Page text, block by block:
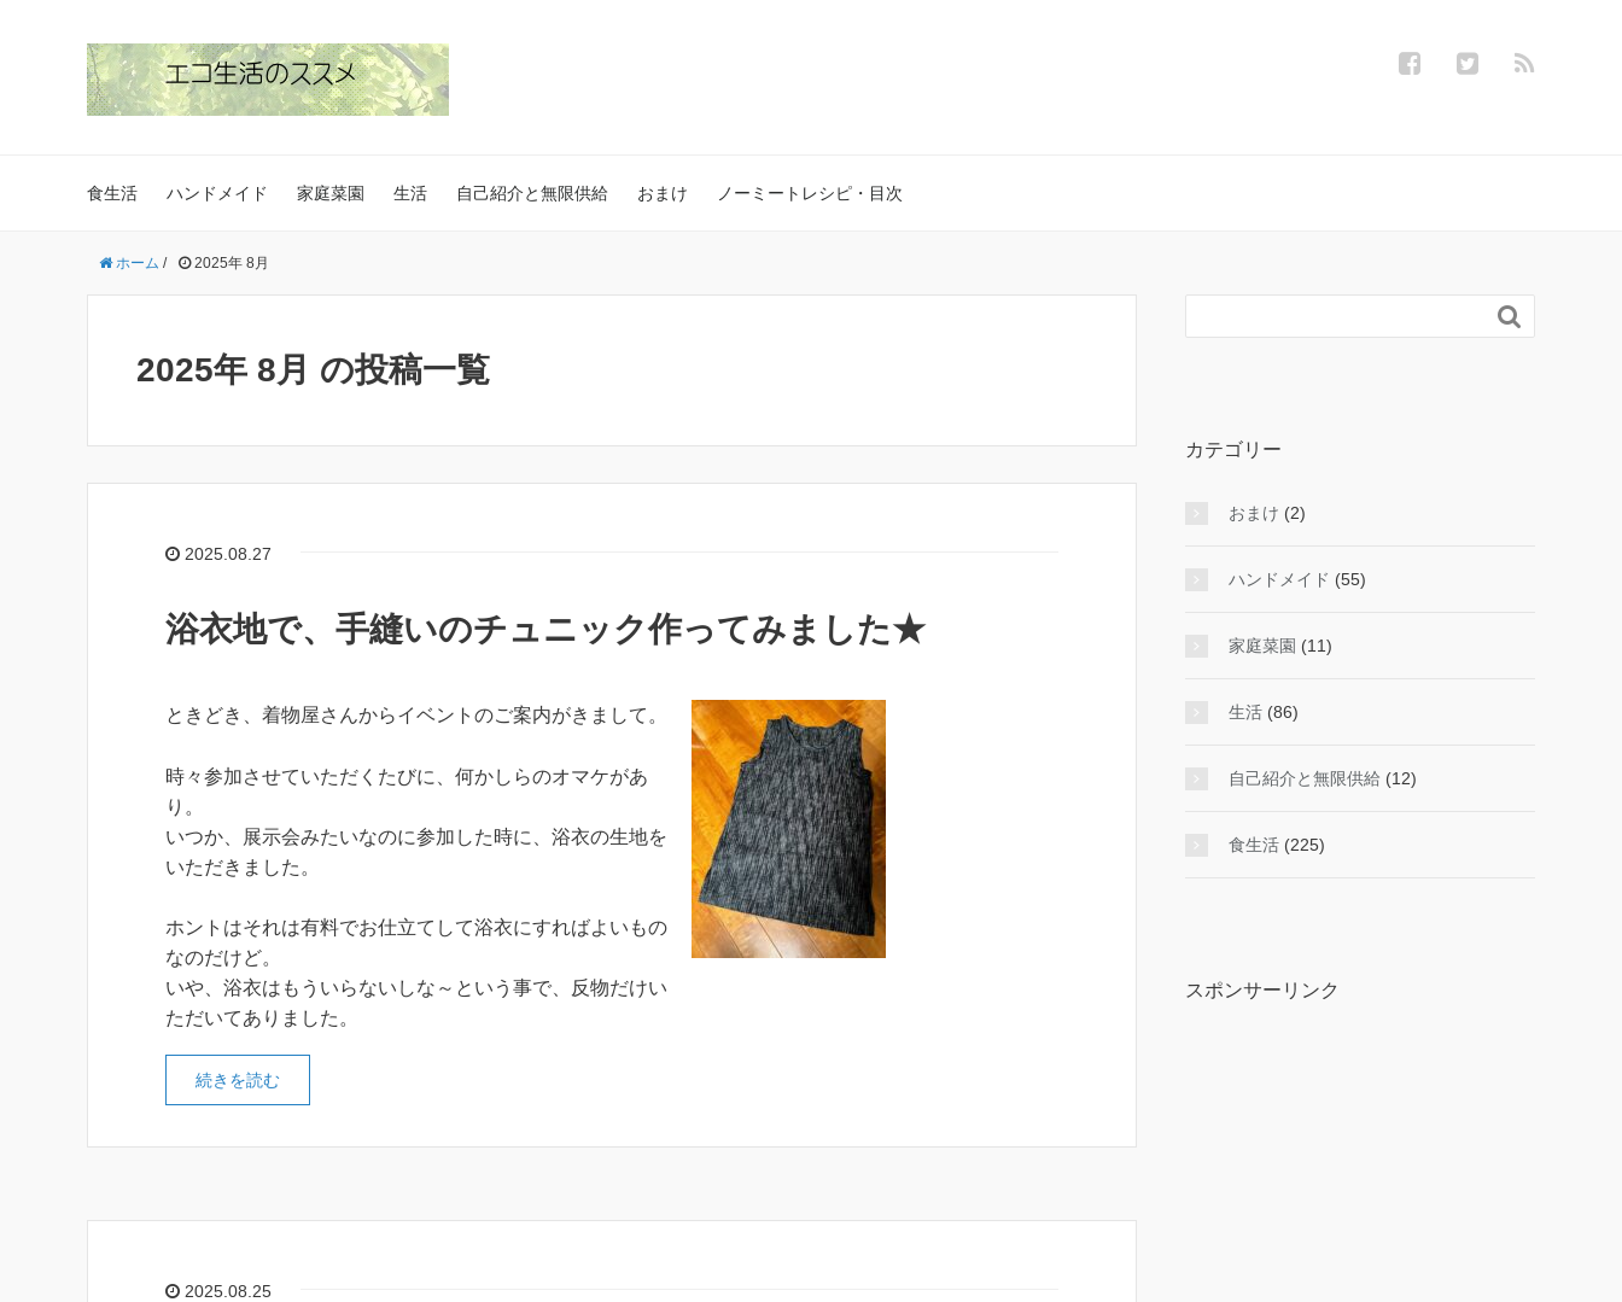
食生活 ハンドメイド 家庭菜園 生活 自己紹介と無限供給 おまけ ノーミートレシピ・目次
ホーム / 2025年 8月
2025年 8月 の投稿一覧
2025.08.27
浴衣地で、手縫いのチュニック作ってみました★
ときどき、着物屋さんからイベントのご案内がきまして。
時々参加させていただくたびに、何かしらのオマケがあ
り。
いつか、展示会みたいなのに参加した時に、浴衣の生地を
いただきました。
ホントはそれは有料でお仕立てして浴衣にすればよいもの
なのだけど。
いや、浴衣はもういらないしな～という事で、反物だけい
ただいてありました。
続きを読む
2025.08.25

カテゴリー
おまけ (2)
ハンドメイド (55)
家庭菜園 (11)
生活 (86)
自己紹介と無限供給 (12)
食生活 (225)
スポンサーリンク